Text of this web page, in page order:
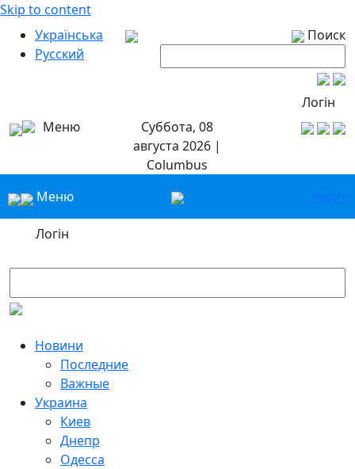
Skip to content
Українська
Русский
Поиск
Логін
Меню
Суббота, 08
августа 2026 |
Columbus
Меню
УкрРу
Логін
Новини
Последние
Важные
Украина
Киев
Днепр
Одесса